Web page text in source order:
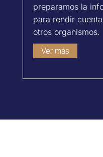
preparamos la
para rendir
otros organismos.
Ver más